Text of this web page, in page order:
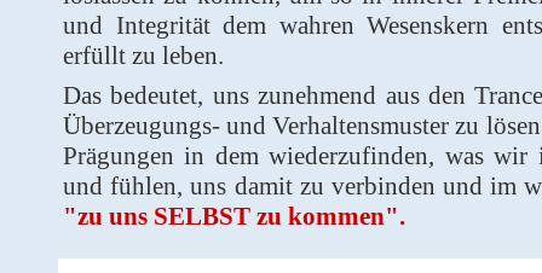
und Integrität dem wahren Wesenskern
erfüllt zu leben.
Das bedeutet, uns zunehmend aus den
Überzeugungs- und Verhaltensmuster zu
Prägungen in dem wiederzufinden, was
und fühlen, uns damit zu verbinden und im
"zu uns SELBST zu kommen".